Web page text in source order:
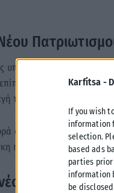
Karfitsa -
If you wish
information
selection.
based ads
parties
information
be
υπογραμμίζεται ότι ο
εξουσίας και
του κράτους σε ισχυρά
στην ιστορία και τον
η κοινωνία να μπει
κόμματος